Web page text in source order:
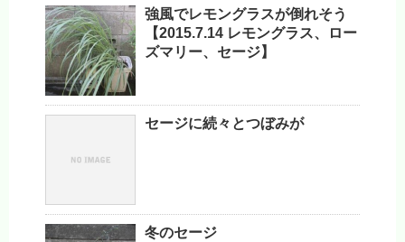
強風でレモングラスが倒れそう
【2015.7.14 レモングラス、ロー
ズマリー、セージ】
セージに続々とつぼみが
冬のセージ